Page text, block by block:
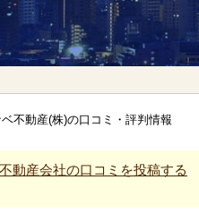
不動産(株)の口コミ・評判情報
動産会社の口コミを投稿する